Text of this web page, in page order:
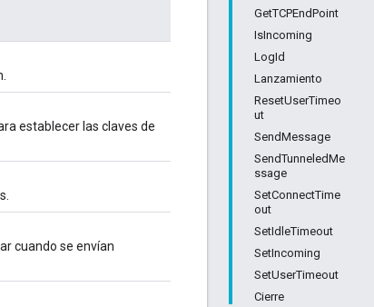
GetTCPEndPoint
IsIncoming
LogId
Lanzamiento
ResetUserTimeo
ut
SendMessage
SendTunneledMe
ssage
SetConnectTime
out
SetIdleTimeout
SetIncoming
SetUserTimeout
Cierre
establecer las claves de
cuando se envían